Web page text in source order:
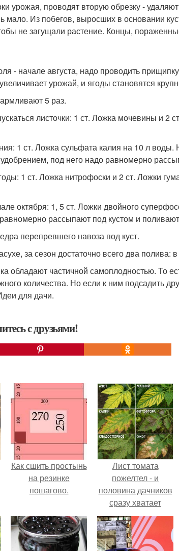
урожая, проводят вторую обрезку -
мало. Из побегов, выросших в основании
не загущали растение. Концы,
- начале августа, надо проводить
урожай, и ягоды становятся
5 раз.
листочки: 1 ст. Ложка мочевины и
1 ст. Ложка сульфата калия на 10 л
под него надо равномерно
1 ст. Ложка нитрофоски и 2 ст. Ложки
октября: 1, 5 ст. Ложки двойного
рассыпают под кустом и
перепревшего навоза под куст.
за сезон достаточно всего два полива:
обладают частичной самоплодностью. То
количества. Но если к ним подсадить
для дачи.
с друзьями!
Как сшить простынь
на резинке
пошагово.
Лист томата
пожелтел - и
половина дачников
сразу хватает
удобрение.